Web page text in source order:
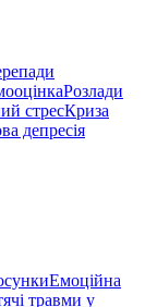
Розлади
стресКриза
депресія
Емоційна
травми у